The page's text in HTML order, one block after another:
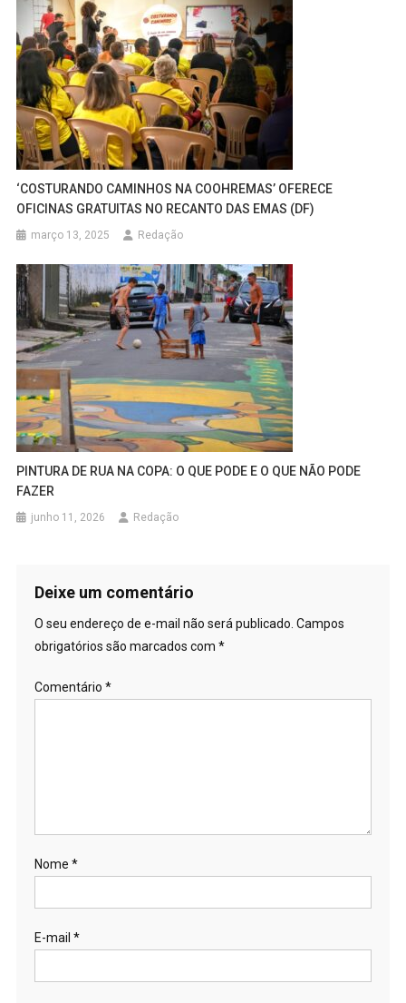
‘COSTURANDO CAMINHOS NA COOHREMAS’ OFERECE
OFICINAS GRATUITAS NO RECANTO DAS EMAS (DF)
março 13, 2025 Redação
PINTURA DE RUA NA COPA: O QUE PODE E O QUE NÃO PODE
FAZER
junho 11, 2026 Redação
Deixe um comentário
O seu endereço de e-mail não será publicado. Campos
obrigatórios são marcados com *
Comentário *
Nome *
E-mail *